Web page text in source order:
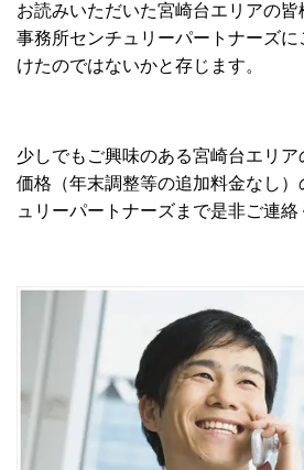
お読みいただいた宮崎台エリアの
事務所センチュリーパートナーズ
けたのではないかと存じます。
少しでもご興味のある宮崎台エリ
価格（年末調整等の追加料金なし
ュリーパートナーズまで是非ご連絡